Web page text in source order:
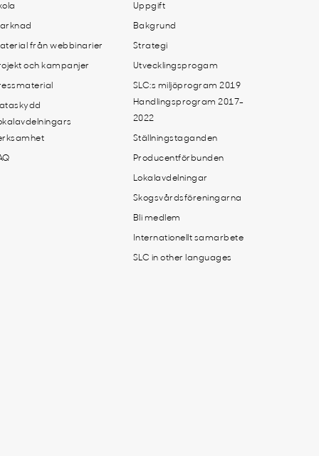
från webbinarier
och kampanjer
Uppgift
Bakgrund
Strategi
Utvecklingsprogam
SLC:s miljöprogram 2019
Handlingsprogram 2017-
2022
Ställningstaganden
Producentförbunden
Lokalavdelningar
Skogsvårdsföreningarna
Bli medlem
Internationellt samarbete
SLC in other languages